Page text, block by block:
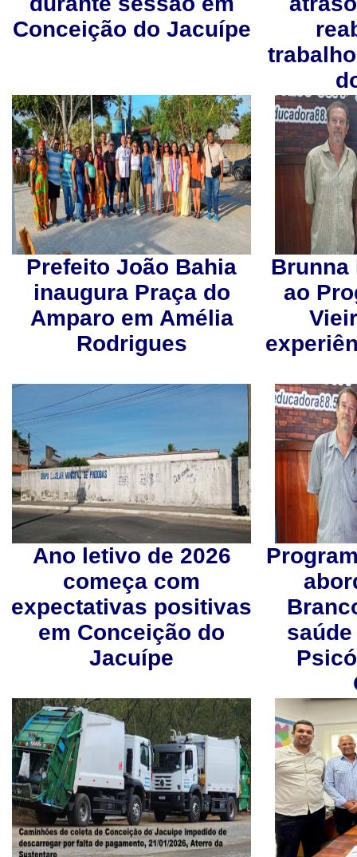
Conceição do Jacuípe
Prefeito João Bahia
inaugura Praça do
Amparo em Amélia
Rodrigues
Brunna
ao
Ano letivo de 2026
começa com
expectativas positivas
em Conceição do
Jacuípe